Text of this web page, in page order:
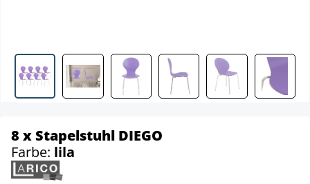
8 x Stapelstuhl DIEGO
Farbe: lila